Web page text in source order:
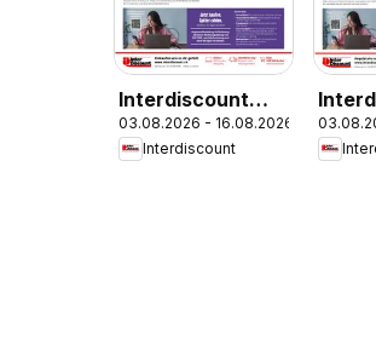
Interdiscount
aktionen
03.08.2026 - 16.08.2026
Interdiscount